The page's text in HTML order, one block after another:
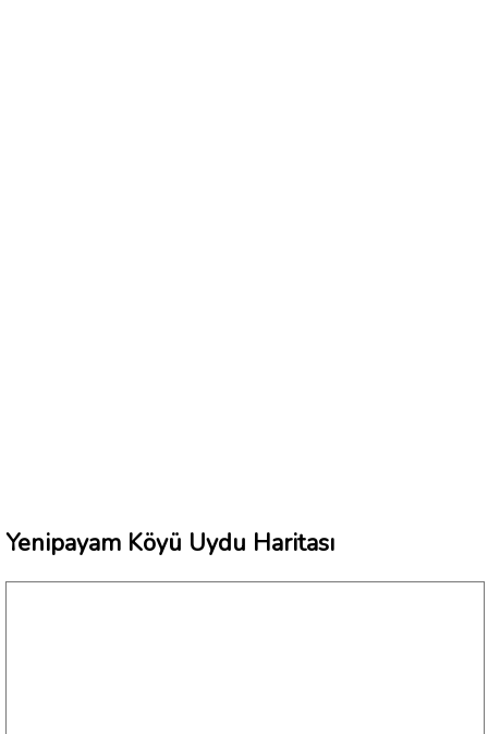
Yenipayam Köyü Uydu Haritası